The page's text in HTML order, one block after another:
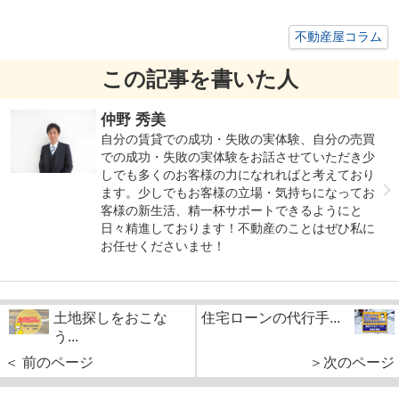
不動産屋コラム
この記事を書いた人
仲野 秀美
自分の賃貸での成功・失敗の実体験、自分の売買
での成功・失敗の実体験をお話させていただき少
しでも多くのお客様の力になれればと考えており
ます。少しでもお客様の立場・気持ちになってお
客様の新生活、精一杯サポートできるようにと
日々精進しております！不動産のことはぜひ私に
お任せくださいませ！
土地探しをおこな
う...
＜ 前のページ
住宅ローンの代行手...
＞次のページ